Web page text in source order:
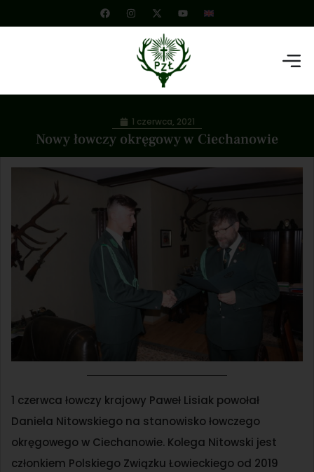
Nowy łowczy okręgowy w Ciechanowie
1 czerwca, 2021
1 czerwca łowczy krajowy Paweł Lisiak powołał
Daniela Nitowskiego na stanowisko łowczego
okręgowego w Ciechanowie. Kolega Nitowski jest
członkiem Polskiego Związku Łowieckiego od 2019